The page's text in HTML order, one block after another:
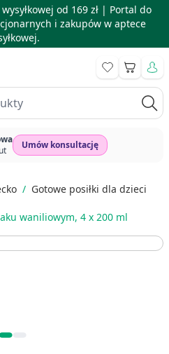
od 169 zł | Portal do
i zakupów w aptece
Koszyk
Umów konsultację
/ Gotowe posiłki dla dzieci
waniliowym, 4 x 200 ml